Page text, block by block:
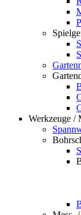
Werkzeuge /